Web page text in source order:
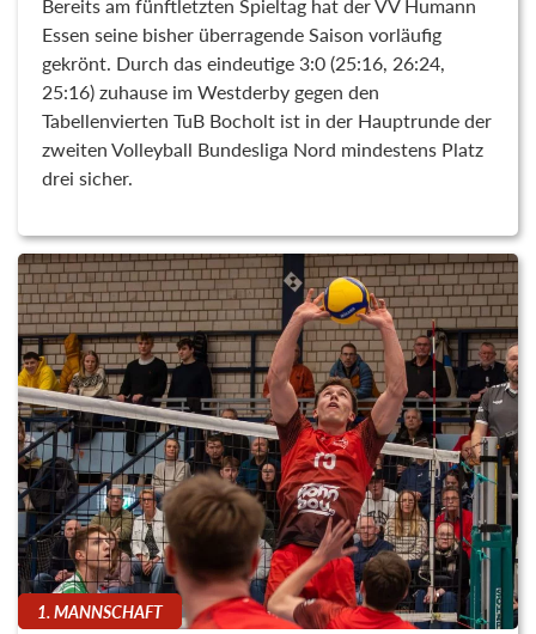
Essen seine bisher überragende Saison vorläufig
gekrönt. Durch das eindeutige 3:0 (25:16, 26:24,
25:16) zuhause im Westderby gegen den
Tabellenvierten TuB Bocholt ist in der Hauptrunde der
zweiten Volleyball Bundesliga Nord mindestens Platz
drei sicher.
1. MANNSCHAFT